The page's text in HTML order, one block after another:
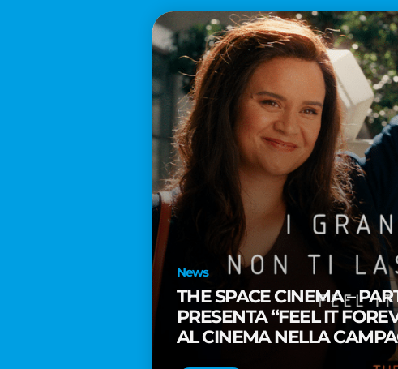
News
THE SPACE CINEMA –
PRESENTA “FEEL IT
AL CINEMA NELLA
PREMIO OSCAR® TAIKA